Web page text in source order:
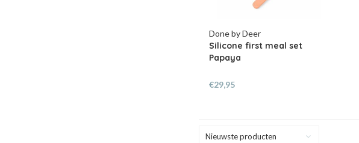
Done by Deer
Silicone first meal set
Papaya
€29,95
Nieuwste producten